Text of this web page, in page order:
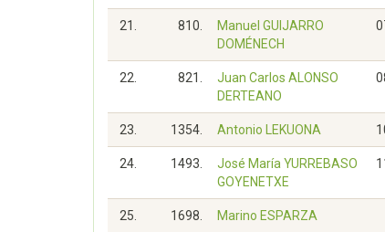
21. 810.
Manuel GUIJARRO
DOMÉNECH
22. 821.
Juan Carlos ALONSO
DERTEANO
23. 1354. Antonio LEKUONA
24. 1493.
José María YURREBASO
GOYENETXE
25. 1698. Marino ESPARZA